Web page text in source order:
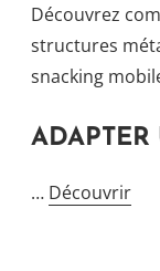
Découvrez
structures
snacking
… Découvrir